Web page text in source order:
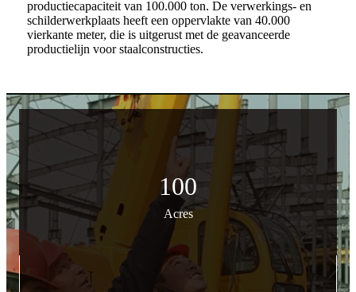
productiecapaciteit van 100.000 ton. De verwerkings- en
schilderwerkplaats heeft een oppervlakte van 40.000
vierkante meter, die is uitgerust met de geavanceerde
productielijn voor staalconstructies.
100
Acres